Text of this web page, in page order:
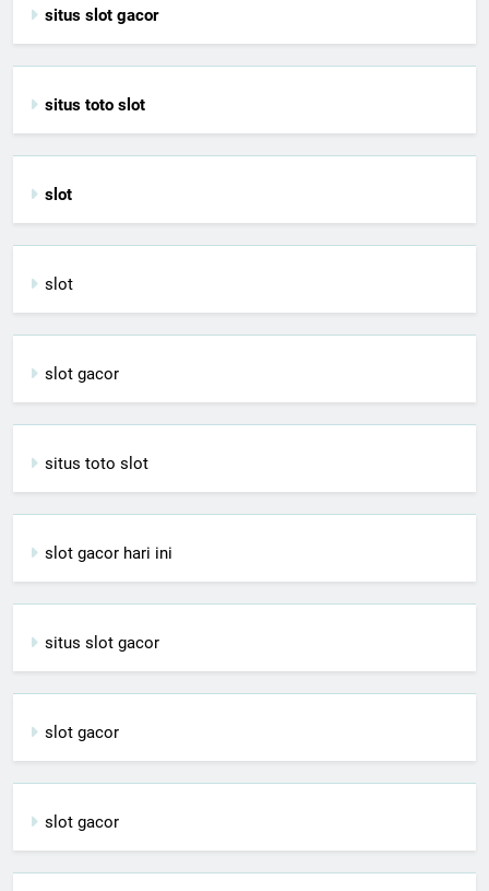
situs slot gacor
situs toto slot
slot
slot
slot gacor
situs toto slot
slot gacor hari ini
situs slot gacor
slot gacor
slot gacor